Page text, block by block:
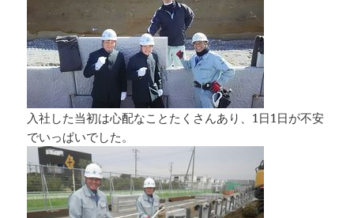
入社した当初は心配なことたくさんあり、1日1日が不安
でいっぱいでした。